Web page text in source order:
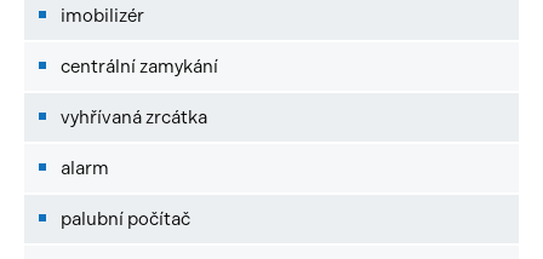
imobilizér
centrální zamykání
vyhřívaná zrcátka
alarm
palubní počítač